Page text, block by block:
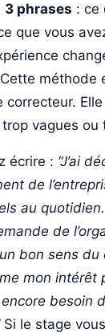
3 phrases : ce
que vous
méthode
correcteur.
vagues ou
écrire : “J’ai
de
au quotidien.
de
bon sens du
mon intérêt
encore besoin
Si le stage